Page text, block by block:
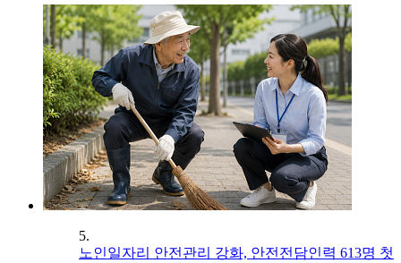
5.
노인일자리 안전관리 강화, 안전전담인력 613명 첫